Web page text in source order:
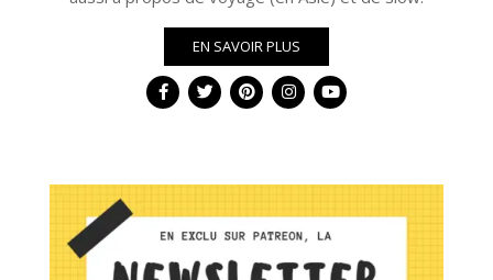
EN SAVOIR PLUS